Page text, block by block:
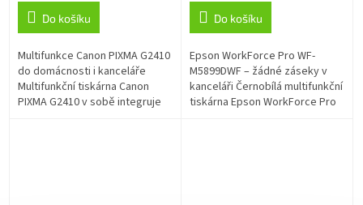
Do košíku
Multifunkce Canon PIXMA G2410
do domácnosti i kanceláře
Multifunkční tiskárna Canon
PIXMA G2410 v sobě integruje
Do košíku
Epson WorkForce Pro WF-
M5899DWF – žádné záseky v
kanceláři Černobílá multifunkční
tiskárna Epson WorkForce Pro